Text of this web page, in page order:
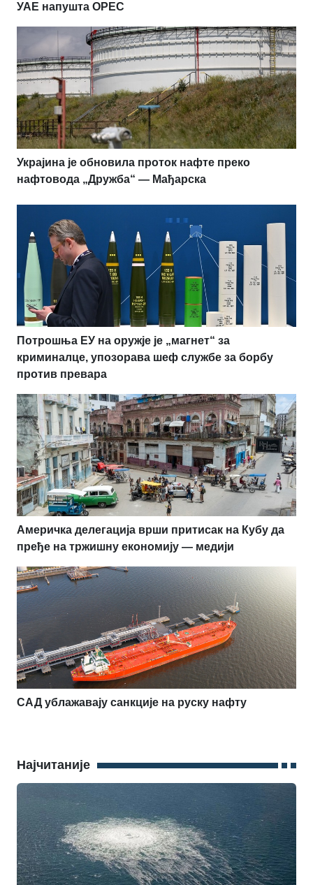
УАЕ напушта OPEC
Украјина је обновила проток нафте преко
нафтовода „Дружба“ — Мађарска
Потрошња ЕУ на оружје је „магнет“ за
криминалце, упозорава шеф службе за борбу
против превара
Америчка делегација врши притисак на Кубу да
пређе на тржишну економију — медији
САД ублажавају санкције на руску нафту
Најчитаније